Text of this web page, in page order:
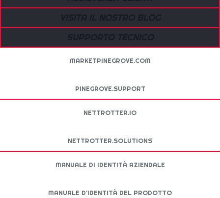
MARKETPINEGROVE.COM
PINEGROVE.SUPPORT
NETTROTTER.IO
NETTROTTER.SOLUTIONS
MANUALE DI IDENTITÀ AZIENDALE
MANUALE D'IDENTITÀ DEL PRODOTTO